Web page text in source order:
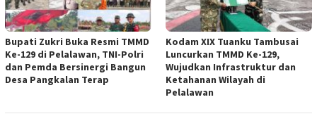
Bupati Zukri Buka Resmi TMMD
Ke-129 di Pelalawan, TNI-Polri
dan Pemda Bersinergi Bangun
Desa Pangkalan Terap
Kodam XIX Tuanku Tambusai
Luncurkan TMMD Ke-129,
Wujudkan Infrastruktur dan
Ketahanan Wilayah di
Pelalawan